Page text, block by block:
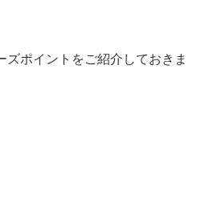
ズポイントをご紹介しておきま